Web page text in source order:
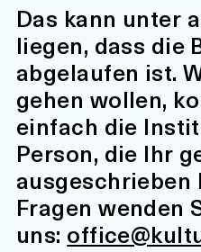
Das kann unter
liegen, dass die
abgelaufen ist.
gehen wollen,
einfach die
Person, die Ihr
ausgeschrieben
Fragen wenden
uns: